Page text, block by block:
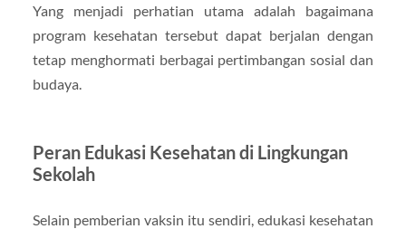
Yang menjadi perhatian utama adalah bagaimana
program kesehatan tersebut dapat berjalan dengan
tetap menghormati berbagai pertimbangan sosial dan
budaya.
Peran Edukasi Kesehatan di Lingkungan
Sekolah
Selain pemberian vaksin itu sendiri, edukasi kesehatan